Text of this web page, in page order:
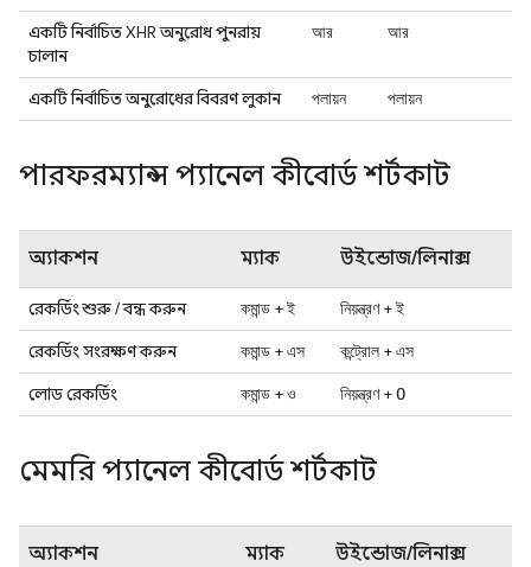
একটি নির্বাচিত XHR অনুরোধ পুনরায়
চালান
আর আর
একটি নির্বাচিত অনুরোধের বিবরণ লুকান পলায়ন পলায়ন
পারফরম্যান্স প্যানেল কীবোর্ড শর্টকাট
অ্যাকশন ম্যাক উইন্ডোজ/লিনাক্স
রেকর্ডিং শুরু / বন্ধ করুন কমান্ড +ই নিয়ন্ত্রণ+ই
রেকর্ডিং সংরক্ষণ করুন কমান্ড +এস কন্ট্রোল +এস
লোড রেকর্ডিং কমান্ড +ও নিয়ন্ত্রণ+O
মেমরি প্যানেল কীবোর্ড শর্টকাট
অ্যাকশন ম্যাক উইন্ডোজ/লিনাক্স